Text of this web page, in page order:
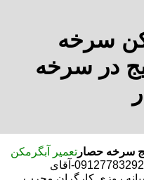
سرخه
در سرخه
سرخه حصار تعمیر آبگرمکن
,09127783292-آقای